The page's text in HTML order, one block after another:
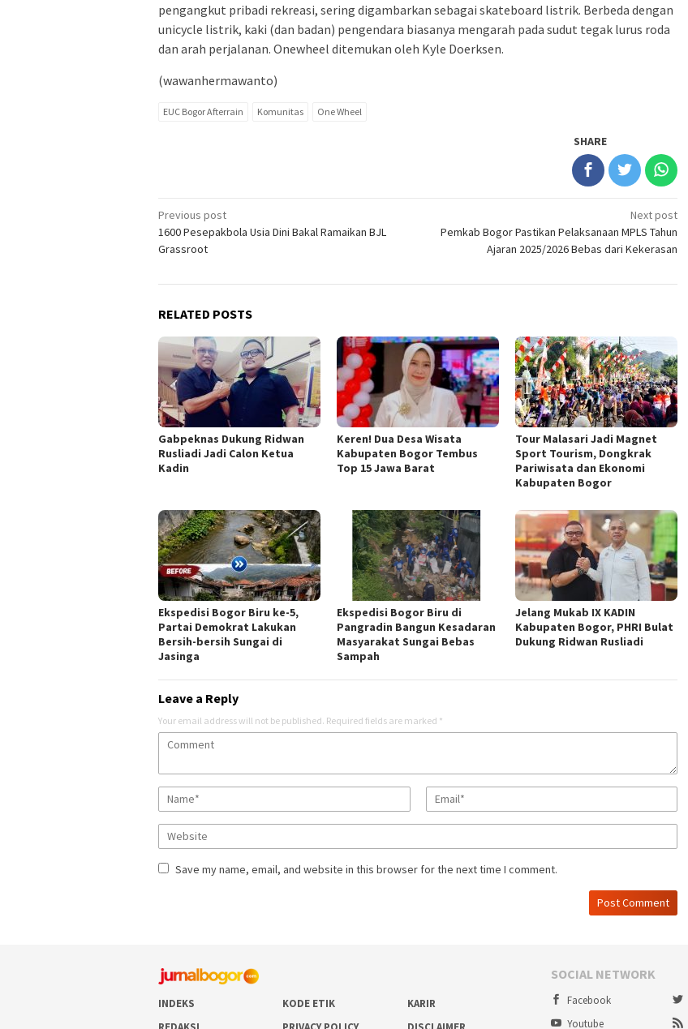
pengangkut pribadi rekreasi, sering digambarkan sebagai skateboard listrik. Berbeda dengan
unicycle listrik, kaki (dan badan) pengendara biasanya mengarah pada sudut tegak lurus roda
dan arah perjalanan. Onewheel ditemukan oleh Kyle Doerksen.
(wawanhermawanto)
EUC Bogor Afterrain Komunitas One Wheel
SHARE
Post
navigation
Previous post
1600 Pesepakbola Usia Dini Bakal Ramaikan BJL
Grassroot
Next post
Pemkab Bogor Pastikan Pelaksanaan MPLS Tahun
Ajaran 2025/2026 Bebas dari Kekerasan
RELATED POSTS
Gabpeknas Dukung Ridwan
Rusliadi Jadi Calon Ketua
Kadin
Keren! Dua Desa Wisata
Kabupaten Bogor Tembus
Top 15 Jawa Barat
Tour Malasari Jadi Magnet
Sport Tourism, Dongkrak
Pariwisata dan Ekonomi
Kabupaten Bogor
Ekspedisi Bogor Biru ke-5,
Partai Demokrat Lakukan
Bersih-bersih Sungai di
Jasinga
Ekspedisi Bogor Biru di
Pangradin Bangun Kesadaran
Masyarakat Sungai Bebas
Sampah
Jelang Mukab IX KADIN
Kabupaten Bogor, PHRI Bulat
Dukung Ridwan Rusliadi
Leave a Reply
Your email address will not be published. Required fields are marked *
Save my name, email, and website in this browser for the next time I comment.
INDEKS KODE ETIK
KARIR
SOCIAL NETWORK
Facebook
Youtube